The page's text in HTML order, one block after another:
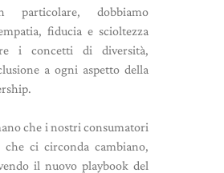
particolare, dobbiamo
fiducia e scioltezza
i concetti di diversità,
a ogni aspetto della
che i nostri consumatori
ci circonda cambiano,
il nuovo playbook del